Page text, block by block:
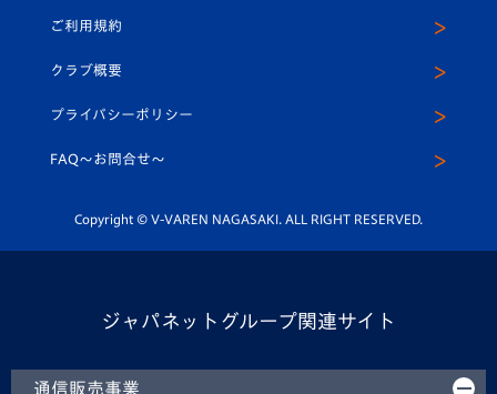
平和祈念活動
ホームタウン活動
スクール
ヴィヴィくんインスタグラム
公式LINE＠
ご利用規約
クラブ概要
プライバシーポリシー
FAQ〜お問合せ〜
Copyright © V-VAREN NAGASAKI. ALL RIGHT RESERVED.
ジャパネットグループ関連サイト
通信販売事業